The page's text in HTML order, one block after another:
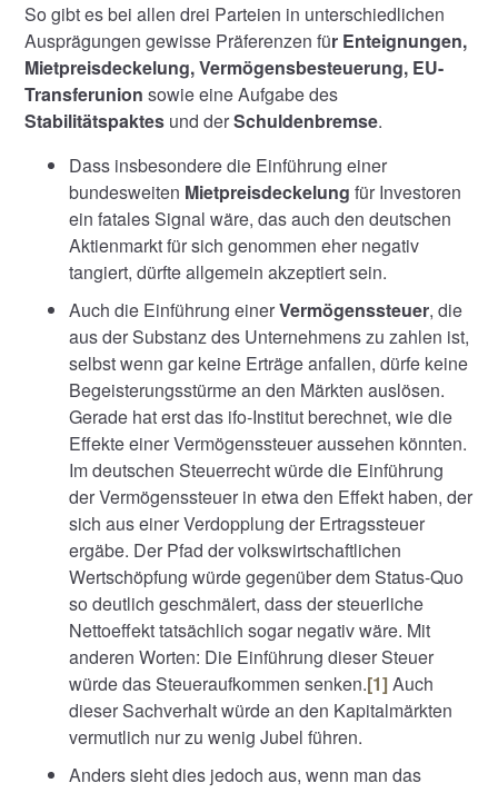
So gibt es bei allen drei Parteien in unterschiedlichen
Ausprägungen gewisse Präferenzen für Enteignungen,
Mietpreisdeckelung, Vermögensbesteuerung, EU-
Transferunion sowie eine Aufgabe des
Stabilitätspaktes und derSchuldenbremse.
Dass insbesondere die Einführung einer
bundesweiten Mietpreisdeckelungfür Investoren
ein fatales Signal wäre, das auch den deutschen
Aktienmarkt für sich genommen eher negativ
tangiert, dürfte allgemein akzeptiert sein.
Auch die Einführung einerVermögenssteuer, die
aus der Substanz des Unternehmens zu zahlen ist,
selbst wenn gar keine Erträge anfallen, dürfe keine
Begeisterungsstürme an den Märkten auslösen.
Gerade hat erst das ifo-Institut berechnet, wie die
Effekte einer Vermögenssteuer aussehen könnten.
Im deutschen Steuerrecht würde die Einführung
der Vermögenssteuer in etwa den Effekt haben, der
sich aus einer Verdopplung der Ertragssteuer
ergäbe. Der Pfad der volkswirtschaftlichen
Wertschöpfung würde gegenüber dem Status-Quo
so deutlich geschmälert, dass der steuerliche
Nettoeffekt tatsächlich sogar negativ wäre. Mit
anderen Worten: Die Einführung dieser Steuer
würde das Steueraufkommen senken.[1]Auch
dieser Sachverhalt würde an den Kapitalmärkten
vermutlich nur zu wenig Jubel führen.
Anders sieht dies jedoch aus, wenn man das